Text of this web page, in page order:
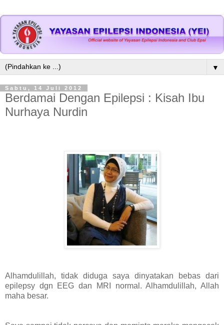
▼
Sabtu, 14 Juli 2012
Berdamai Dengan Epilepsi : Kisah Ibu
Nurhaya Nurdin
Alhamdulillah, tidak diduga saya dinyatakan bebas dari
epilepsy dgn EEG dan MRI normal. Alhamdulillah, Allah
maha besar.